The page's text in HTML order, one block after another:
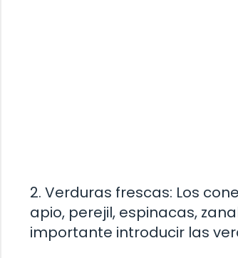
2. Verduras frescas: Los
apio, perejil, espinacas,
importante introducir las